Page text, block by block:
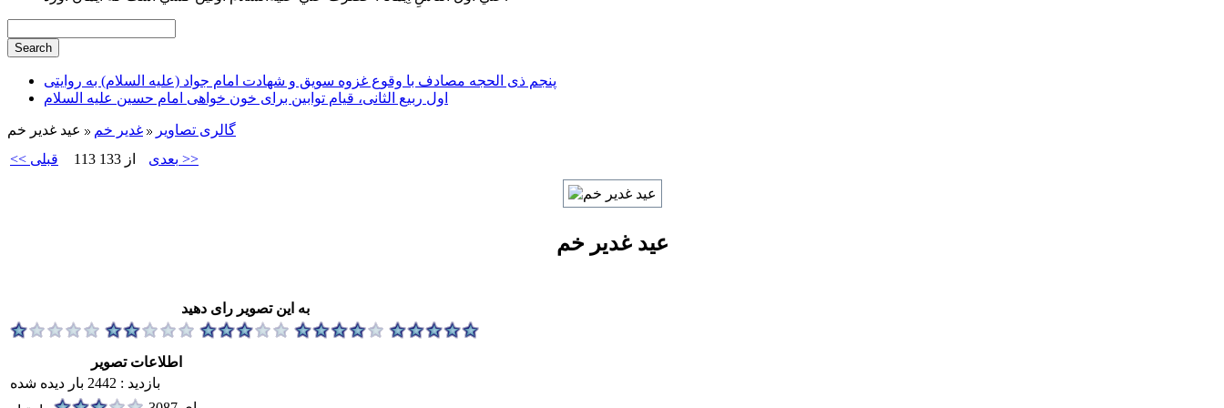
پنجم ذی الحجه مصادف با وقوع غزوه سویق و شهادت امام جواد (علیه السلام) به روایتی
اول ربیع الثانی، قیام توابین برای خون خواهی امام حسین علیه السلام
گالری تصاویر غدير خم
عید غدیر خم
<< قبلی
113 از 133 بعدی >>
عید غدیر خم
به این تصویر رای دهید
اطلاعات تصویر
بازدید : 2442 بار دیده شده